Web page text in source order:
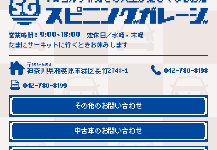
営業時間： 9:00~18:00
定休日／水曜・木曜
たまにサーキットに行くときお休みします
〒252-0154
神奈川県相模原市緑区長竹2748-1 042-780-8198
042-780-8199
その他のお問い合わせ
中古車のお問い合わせ